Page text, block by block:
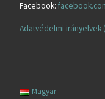
Facebook:
Adatvédelmi irányelvek
Magyar